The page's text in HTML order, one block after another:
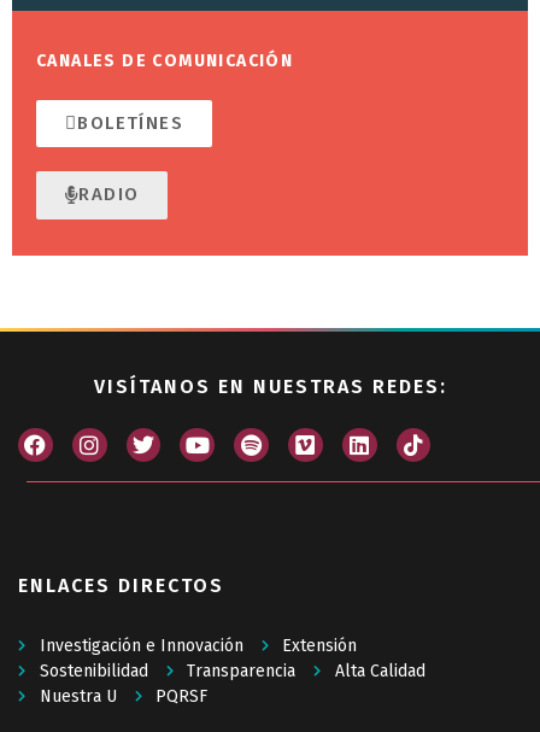
CANALES DE COMUNICACIÓN
BOLETÍNES
RADIO
VISÍTANOS EN NUESTRAS REDES:
ENLACES DIRECTOS
Investigación e Innovación
Extensión
Sostenibilidad
Transparencia
Alta Calidad
Nuestra U
PQRSF